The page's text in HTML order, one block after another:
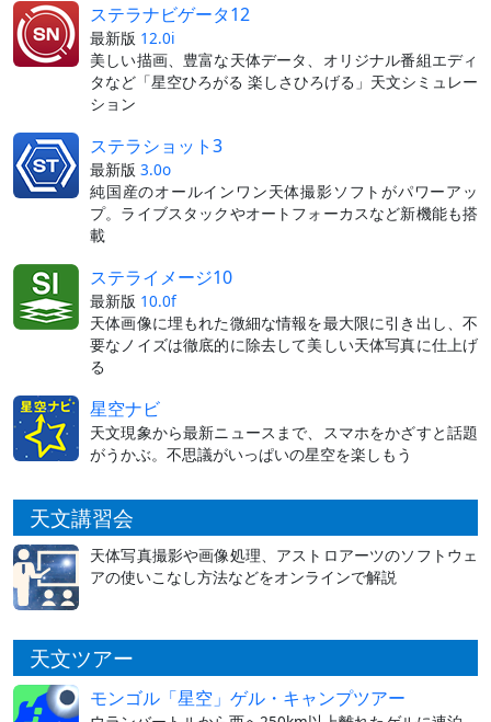
ステラナビゲータ12
最新版 12.0i
美しい描画、豊富な天体データ、オリジナル番組エディ
タなど「星空ひろがる 楽しさひろげる」天文シミュレー
ション
ステラショット3
最新版 3.0o
純国産のオールインワン天体撮影ソフトがパワーアッ
プ。ライブスタックやオートフォーカスなど新機能も搭
載
ステライメージ10
最新版 10.0f
天体画像に埋もれた微細な情報を最大限に引き出し、不
要なノイズは徹底的に除去して美しい天体写真に仕上げ
る
星空ナビ
天文現象から最新ニュースまで、スマホをかざすと話題
がうかぶ。不思議がいっぱいの星空を楽しもう
天文講習会
天体写真撮影や画像処理、アストロアーツのソフトウェ
アの使いこなし方法などをオンラインで解説
天文ツアー
モンゴル「星空」ゲル・キャンプツアー